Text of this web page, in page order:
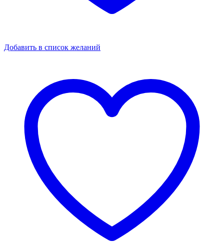
Добавить в список желаний